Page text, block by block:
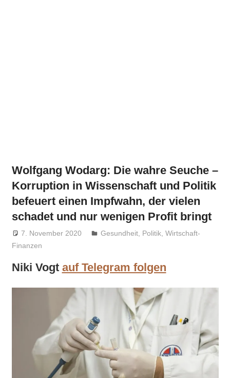
Wolfgang Wodarg: Die wahre Seuche –
Korruption in Wissenschaft und Politik
befeuert einen Impfwahn, der vielen
schadet und nur wenigen Profit bringt
7. November 2020 Niki Vogt
Gesundheit, Politik,Wirtschaft-
Finanzen
Niki Vogt auf Telegram folgen